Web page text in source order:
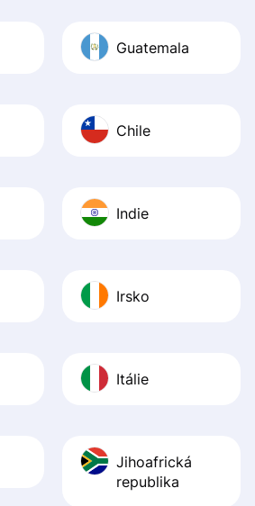
Guatemala
Chile
Indie
Irsko
Itálie
Jihoafrická
republika